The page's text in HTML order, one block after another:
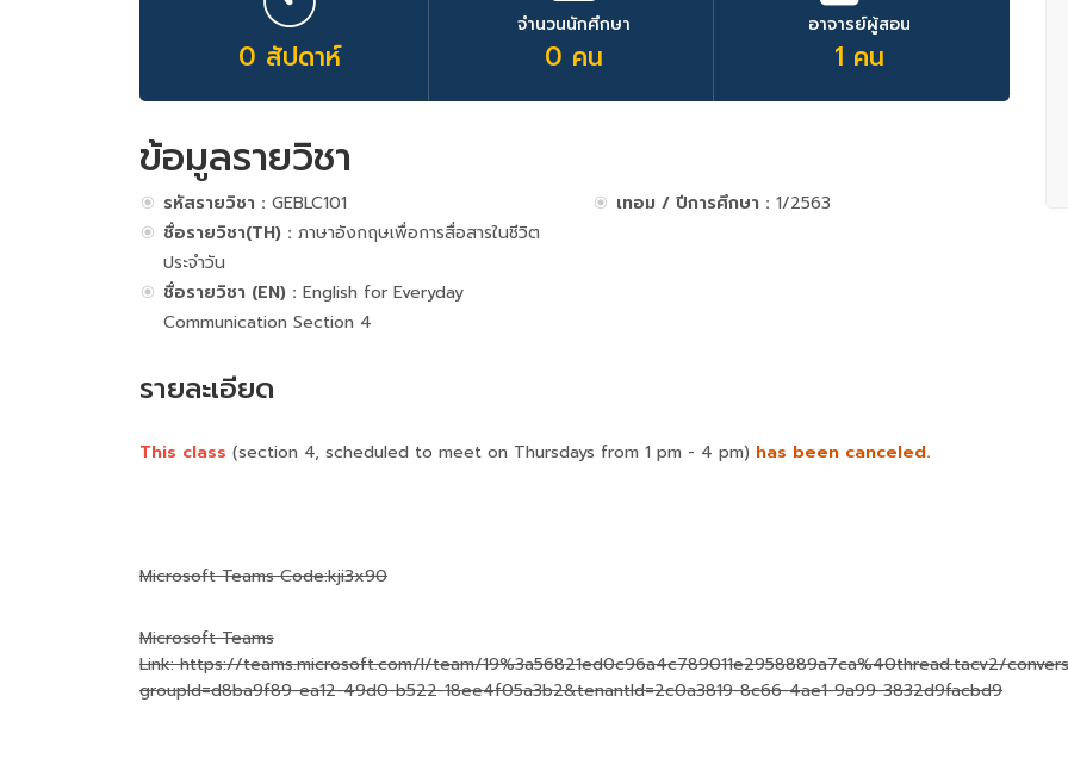
0 สัปดาห์
จำนวนนักศึกษา
0 คน
อาจารย์ผู้สอน
1 คน
ข้อมูลรายวิชา
รหัสรายวิชา : GEBLC101
ชื่อรายวิชา(TH) : ภาษาอังกฤษเพื่อการสื่อสารในชีวิต
ประจำวัน
ชื่อรายวิชา (EN) : English for Everyday
Communication Section 4
เทอม / ปีการศึกษา : 1/2563
รายละเอียด
This class (section 4, scheduled to meet on Thursdays from 1 pm - 4 pm) has been canceled.
Microsoft Teams Code:kji3x90
Microsoft Teams
Link: https://teams.microsoft.com/l/team/19%3a56821ed0c96a4c789011e2958889a7ca%40thread.tacv2/
groupId=d8ba9f89-ea12-49d0-b522-18ee4f05a3b2&tenantId=2c0a3819-8c66-4ae1-9a99-3832d9facbd9